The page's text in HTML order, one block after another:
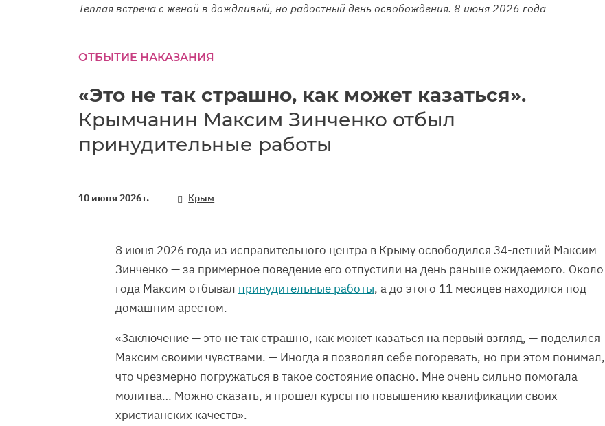
Теплая встреча с женой в дождливый, но радостный день освобождения. 8 июня 2026 года
ОТБЫТИЕ НАКАЗАНИЯ
«Это не так страшно, как может казаться».
Крымчанин Максим Зинченко отбыл
принудительные работы
10 июня 2026 г. Крым
8 июня 2026 года из исправительного центра в Крыму освободился 34-летний Максим
Зинченко — за примерное поведение его отпустили на день раньше ожидаемого. Около
года Максим отбывал принудительные работы, а до этого 11 месяцев находился под
домашним арестом.
«Заключение — это не так страшно, как может казаться на первый взгляд, — поделился
Максим своими чувствами. — Иногда я позволял себе погоревать, но при этом понимал,
что чрезмерно погружаться в такое состояние опасно. Мне очень сильно помогала
молитва… Можно сказать, я прошел курсы по повышению квалификации своих
христианских качеств».